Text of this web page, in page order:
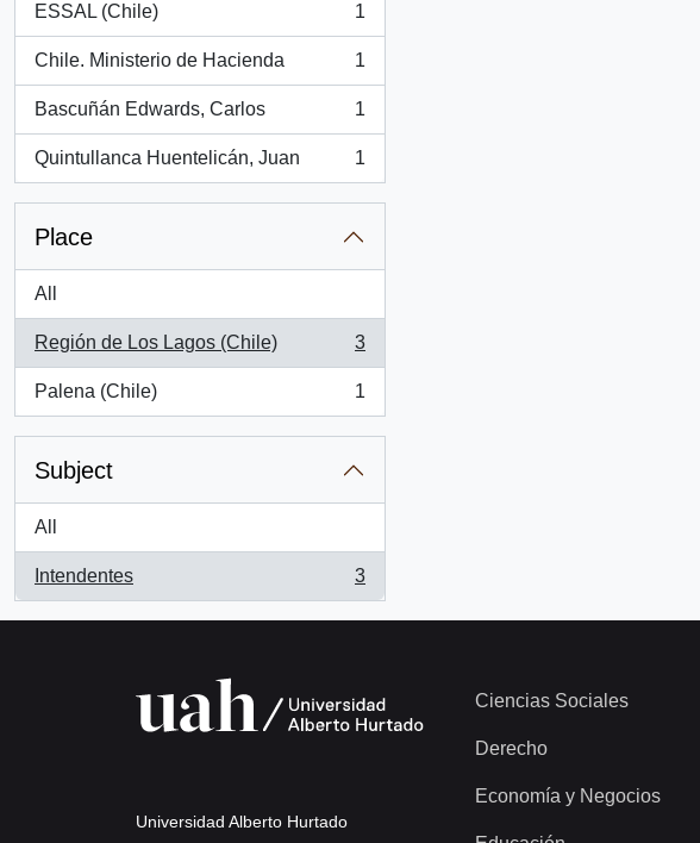
ESSAL (Chile)
, 1 results
1
Chile. Ministerio de Hacienda
, 1 results
1
Bascuñán Edwards, Carlos
, 1 results
1
Quintullanca Huentelicán, Juan
, 1 results
1
Place
All
Región de Los Lagos (Chile)
, 3 results
3
Palena (Chile)
, 1 results
1
Subject
All
Intendentes
, 3 results
3
Universidad Alberto Hurtado
Ciencias Sociales
Derecho
Economía y Negocios